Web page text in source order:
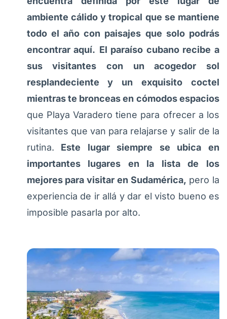
ambiente cálido y tropical que se mantiene
todo el año con paisajes que solo podrás
encontrar aquí. El paraíso cubano recibe a
sus visitantes con un acogedor sol
resplandeciente y un exquisito coctel
mientras te bronceas en cómodos espacios
que Playa Varadero tiene para ofrecer a los
visitantes que van para relajarse y salir de la
rutina. Este lugar siempre se ubica en
importantes lugares en la lista de los
mejores para visitar en Sudamérica, pero la
experiencia de ir allá y dar el visto bueno es
imposible pasarla por alto.